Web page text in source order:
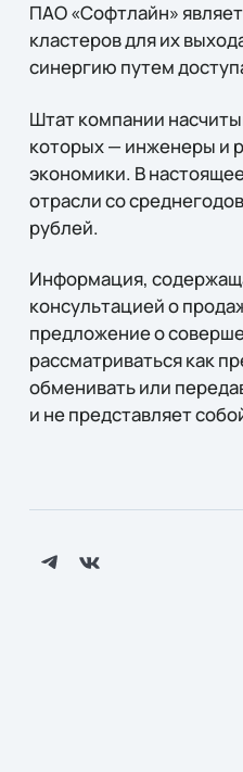
ПАО «Софтлайн»
кластеров для их
синергию путем
Штат компании
которых — инженеры и
экономики. В
отрасли со
рублей.
Информация,
консультацией о
предложение о
рассматриваться как
обменивать или
и не представляет